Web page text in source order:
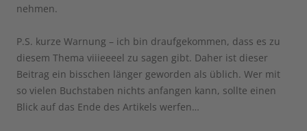
nehmen.
P.S. kurze Warnung – ich bin draufgekommen, dass es zu
diesem Thema viiieeeel zu sagen gibt. Daher ist dieser
Beitrag ein bisschen länger geworden als üblich. Wer mit
so vielen Buchstaben nichts anfangen kann, sollte einen
Blick auf das Ende des Artikels werfen…